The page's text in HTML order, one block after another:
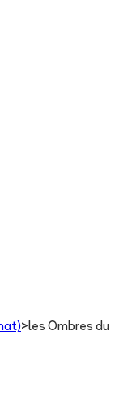
>les Ombres du